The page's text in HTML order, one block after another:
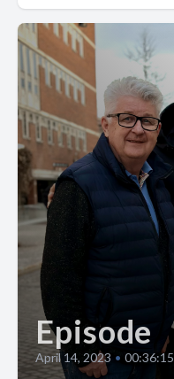
Episode
April 14, 2023 • 00:36:15